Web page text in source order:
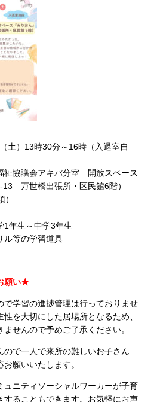
土）13時30分～16時（入退室自
祉協議会アキバ分室 開放スペース
13 万世橋出張所・区民館6階）
1年生～中学3年生
ル等の学習道具
願い★
で学習の進捗管理は行っておりませ
を大切にした居場所となるため、
せんので予めご了承ください。
ので一人で来所の難しいお子さん
願いいたします。
ュニティソーシャルワーカーが子育
することもできます。お気軽にお声